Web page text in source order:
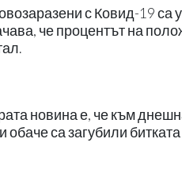
с Ковид-19 са
че процентът на
новина е, че към
обаче са загубили